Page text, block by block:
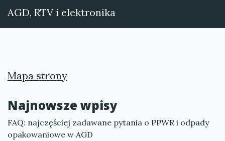
AGD, RTV i elektronika
Mapa strony
Najnowsze wpisy
FAQ: najczęściej zadawane pytania o PPWR i odpady
opakowaniowe w AGD